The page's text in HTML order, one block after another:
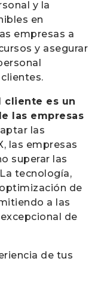
y la
en
empresas a
y asegurar
cliente es un
las empresas
las
las empresas
superar las
tecnología,
de
a las
de
de tus